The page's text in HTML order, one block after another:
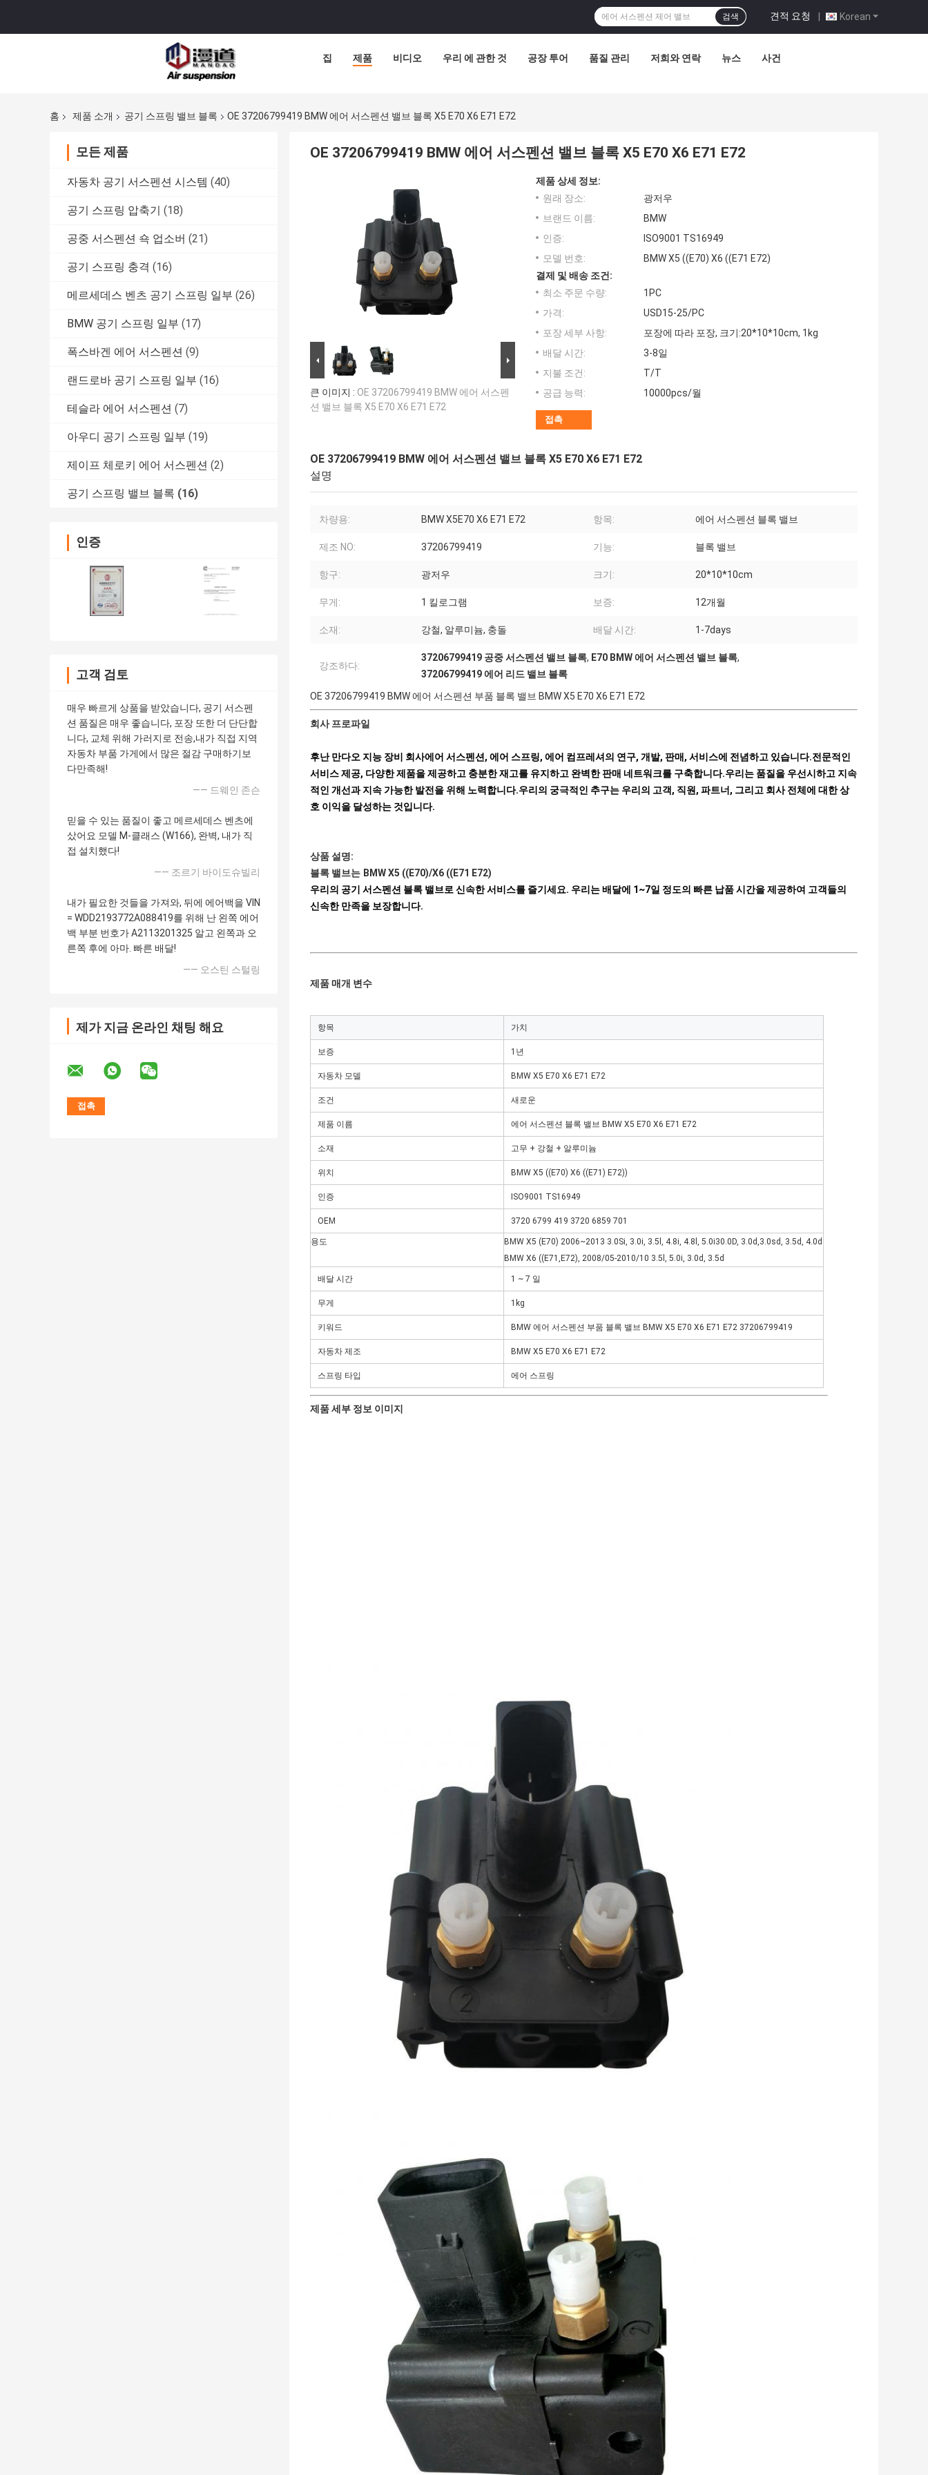
Korean
견적 요청 |
검색
집 제품 비디오 우리 에 관한 것 공장 투어 품질 관리 저희와 연락 뉴스 사건
홈 제품 소개 공기 스프링 밸브 블록 OE 37206799419 BMW 에어 서스펜션 밸브 블록 X5 E70 X6 E71 E72
모든 제품
자동차 공기 서스펜션 시스템 (40)
공기 스프링 압축기 (18)
공중 서스펜션 쇽 업소버 (21)
공기 스프링 충격 (16)
메르세데스 벤츠 공기 스프링 일부 (26)
BMW 공기 스프링 일부 (17)
폭스바겐 에어 서스펜션 (9)
랜드로바 공기 스프링 일부 (16)
테슬라 에어 서스펜션 (7)
아우디 공기 스프링 일부 (19)
제이프 체로키 에어 서스펜션 (2)
공기 스프링 밸브 블록 (16)
인증
고객 검토
매우 빠르게 상품을 받았습니다, 공기 서스펜
션 품질은 매우 좋습니다, 포장 또한 더 단단합
니다, 교체 위해 가러지로 전송,내가 직접 지역
자동차 부품 가게에서 많은 절감 구매하기보
다만족해!
—— 드웨인 존슨
믿을 수 있는 품질이 좋고 메르세데스 벤츠에
샀어요 모델 M-클래스 (W166), 완벽, 내가 직
접 설치했다!
—— 조르기 바이도슈빌리
내가 필요한 것들을 가져와, 뒤에 에어백을 VIN
= WDD2193772A088419를 위해 난 왼쪽 에어
백 부분 번호가 A2113201325 알고 왼쪽과 오
른쪽 후에 아마. 빠른 배달!
—— 오스틴 스털링
제가 지금 온라인 채팅 해요
OE 37206799419 BMW 에어 서스펜션 밸브 블록 X5 E70 X6 E71 E72
큰 이미지 : OE 37206799419 BMW 에어 서스펜
션 밸브 블록 X5 E70 X6 E71 E72
제품 상세 정보:
원래 장소:
광저우
브랜드 이름:
BMW
인증:
ISO9001 TS16949
모델 번호:
BMW X5 ((E70) X6 ((E71 E72)
결제 및 배송 조건:
최소 주문 수량:
1PC
가격:
USD15-25/PC
포장 세부 사항:
포장에 따라 포장, 크기:20*10*10cm, 1kg
배달 시간:
3-8일
지불 조건:
T/T
공급 능력:
10000pcs/월
접촉
OE 37206799419 BMW 에어 서스펜션 밸브 블록 X5 E70 X6 E71 E72
설명
차량용: BMW X5E70 X6 E71 E72 항목: 에어 서스펜션 블록 밸브
제조 NO: 37206799419 기능: 블록 밸브
항구: 광저우 크기: 20*10*10cm
무게: 1 킬로그램 보증: 12개월
소재: 강철, 알루미늄, 충돌 배달 시간: 1-7days
강조하다:
37206799419 공중 서스펜션 밸브 블록, E70 BMW 에어 서스펜션 밸브 블록,
37206799419 에어 리드 밸브 블록
OE 37206799419 BMW 에어 서스펜션 부품 블록 밸브 BMW X5 E70 X6 E71 E72
회사 프로파일
후난 만다오 지능 장비 회사에어 서스펜션, 에어 스프링, 에어 컴프레셔의 연구, 개발, 판매, 서비스에 전념하고 있습니다.전문적인
서비스 제공, 다양한 제품을 제공하고 충분한 재고를 유지하고 완벽한 판매 네트워크를 구축합니다.우리는 품질을 우선시하고 지속
적인 개선과 지속 가능한 발전을 위해 노력합니다.우리의 궁극적인 추구는 우리의 고객, 직원, 파트너, 그리고 회사 전체에 대한 상
호 이익을 달성하는 것입니다.
상품 설명:
블록 밸브는 BMW X5 ((E70)/X6 ((E71 E72)
우리의 공기 서스펜션 블록 밸브로 신속한 서비스를 즐기세요. 우리는 배달에 1~7일 정도의 빠른 납품 시간을 제공하여 고객들의
신속한 만족을 보장합니다.
제품 매개 변수
항목 가치
보증 1년
자동차 모델 BMW X5 E70 X6 E71 E72
조건 새로운
제품 이름 에어 서스펜션 블록 밸브 BMW X5 E70 X6 E71 E72
소재 고무 + 강철 + 알루미늄
위치 BMW X5 ((E70) X6 ((E71) E72))
인증 ISO9001 TS16949
OEM 3720 6799 419 3720 6859 701
용도
BMW X5 (E70) 2006~2013 3.0Si, 3.0i, 3.5l, 4.8i, 4.8l, 5.0i30.0D, 3.0d,3.0sd, 3.5d, 4.0d
BMW X6 ((E71,E72), 2008/05-2010/10 3.5l, 5.0i, 3.0d, 3.5d
배달 시간 1 ~ 7 일
무게 1kg
키워드 BMW 에어 서스펜션 부품 블록 밸브 BMW X5 E70 X6 E71 E72 37206799419
자동차 제조 BMW X5 E70 X6 E71 E72
스프링 타입 에어 스프링
제품 세부 정보 이미지